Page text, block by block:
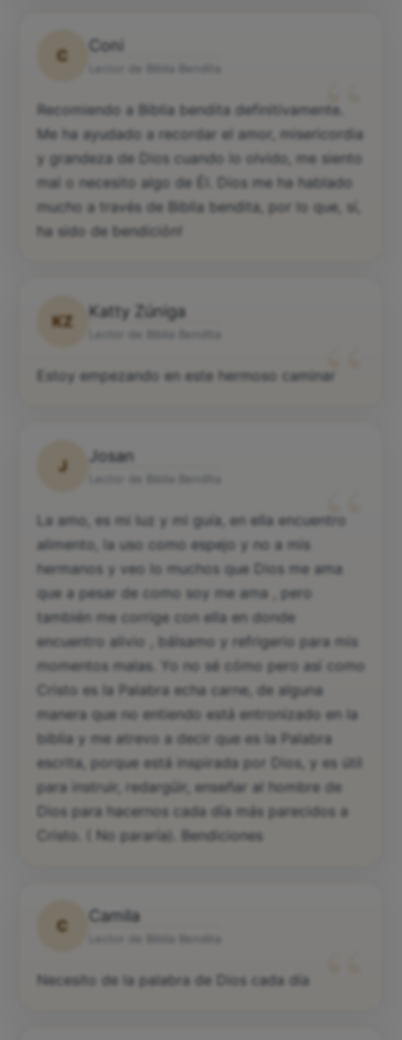
C
Coni
“
Recomiendo a Biblia bendita definitivamente.
Me ha ayudado a recordar el amor, misericordia
y grandeza de Dios cuando lo olvido, me siento
mal o necesito algo de Él. Dios me ha hablado
mucho a través de Biblia bendita, por lo que, sí,
ha sido de bendición!
KZ
Katty Zúniga
“
Estoy empezando en este hermoso caminar
J
Josan
“
La amo, es mi luz y mi guía, en ella encuentro
alimento, la uso como espejo y no a mis
hermanos y veo lo muchos que Dios me ama
que a pesar de como soy me ama , pero
también me corrige con ella en donde
encuentro alivio , bálsamo y refrigerio para mis
momentos malas. Yo no sé cómo pero así como
Cristo es la Palabra echa carne, de alguna
manera que no entiendo está entronizado en la
biblia y me atrevo a decir que es la Palabra
escrita, porque está inspirada por Dios, y es útil
para instruir, redargüir, enseñar al hombre de
Dios para hacernos cada día más parecidos a
Cristo. ( No pararía). Bendiciones
C
Camila
Necesito de la palabra de Dios cada día